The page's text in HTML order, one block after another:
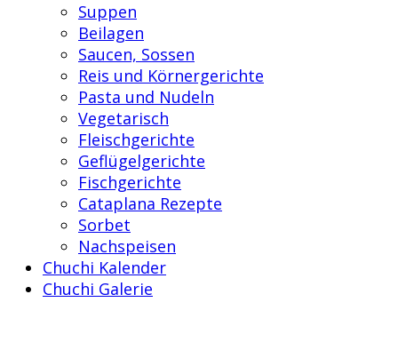
Suppen
Beilagen
Saucen, Sossen
Reis und Körnergerichte
Pasta und Nudeln
Vegetarisch
Fleischgerichte
Geflügelgerichte
Fischgerichte
Cataplana Rezepte
Sorbet
Nachspeisen
Chuchi Kalender
Chuchi Galerie